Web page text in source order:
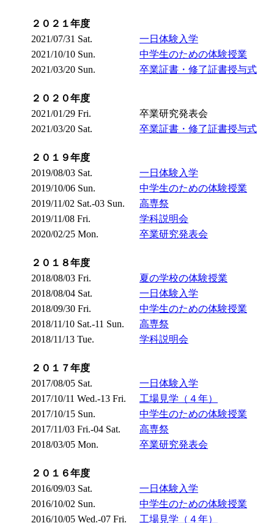
２０２１年度
2021/07/31 Sat.
一日体験入学
2021/10/10 Sun.
中学生のための体験授業
2021/03/20 Sun.
卒業証書・修了証書授与式
２０２０年度
2021/01/29 Fri.
卒業研究発表会
2021/03/20 Sat.
卒業証書・修了証書授与式
２０１９年度
2019/08/03 Sat.
一日体験入学
2019/10/06 Sun.
中学生のための体験授業
2019/11/02 Sat.-03 Sun.
高専祭
2019/11/08 Fri.
学科説明会
2020/02/25 Mon.
卒業研究発表会
２０１８年度
2018/08/03 Fri.
夏の学校の体験授業
2018/08/04 Sat.
一日体験入学
2018/09/30 Fri.
中学生のための体験授業
2018/11/10 Sat.-11 Sun.
高専祭
2018/11/13 Tue.
学科説明会
２０１７年度
2017/08/05 Sat.
一日体験入学
2017/10/11 Wed.-13 Fri.
工場見学（４年）
2017/10/15 Sun.
中学生のための体験授業
2017/11/03 Fri.-04 Sat.
高専祭
2018/03/05 Mon.
卒業研究発表会
２０１６年度
2016/09/03 Sat.
一日体験入学
2016/10/02 Sun.
中学生のための体験授業
2016/10/05 Wed.-07 Fri.
工場見学（４年）